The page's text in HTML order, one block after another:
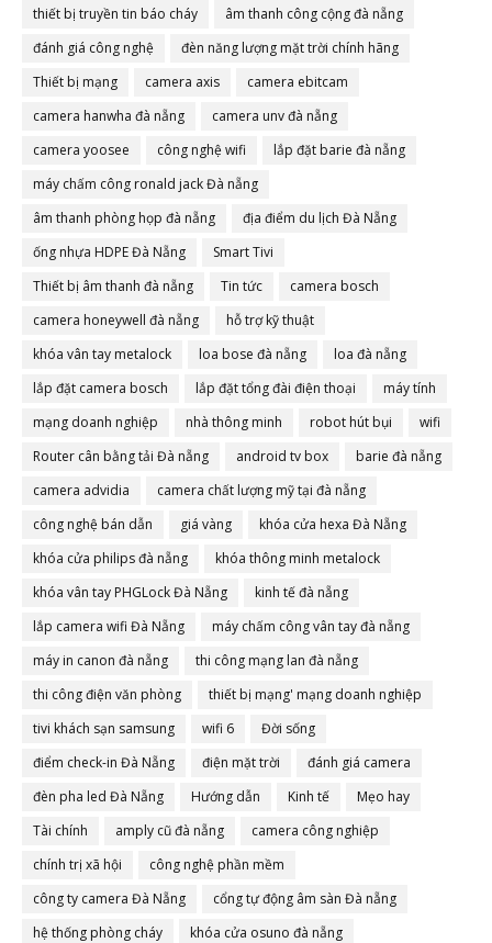
thiết bị truyền tin báo cháy
âm thanh công cộng đà nẵng
đánh giá công nghệ
đèn năng lượng mặt trời chính hãng
Thiết bị mạng
camera axis
camera ebitcam
camera hanwha đà nẵng
camera unv đà nẵng
camera yoosee
công nghệ wifi
lắp đặt barie đà nẵng
máy chấm công ronald jack Đà nẵng
âm thanh phòng họp đà nẵng
địa điểm du lịch Đà Nẵng
ống nhựa HDPE Đà Nẵng
Smart Tivi
Thiết bị âm thanh đà nẵng
Tin tức
camera bosch
camera honeywell đà nẵng
hỗ trợ kỹ thuật
khóa vân tay metalock
loa bose đà nẵng
loa đà nẵng
lắp đặt camera bosch
lắp đặt tổng đài điện thoại
máy tính
mạng doanh nghiệp
nhà thông minh robot hút bụi
wifi
Router cân bằng tải Đà nẵng
android tv box
barie đà nẵng
camera advidia
camera chất lượng mỹ tại đà nẵng
công nghệ bán dẫn
giá vàng
khóa cửa hexa Đà Nẵng
khóa cửa philips đà nẵng
khóa thông minh metalock
khóa vân tay PHGLock Đà Nẵng
kinh tế đà nẵng
lắp camera wifi Đà Nẵng
máy chấm công vân tay đà nẵng
máy in canon đà nẵng
thi công mạng lan đà nẵng
thi công điện văn phòng
thiết bị mạng' mạng doanh nghiệp
tivi khách sạn samsung
wifi 6
Đời sống
điểm check-in Đà Nẵng
điện mặt trời
đánh giá camera
đèn pha led Đà Nẵng
Hướng dẫn Kinh tế
Mẹo hay
Tài chính
amply cũ đà nẵng
camera công nghiệp
chính trị xã hội
công nghệ phần mềm
công ty camera Đà Nẵng
cổng tự động âm sàn Đà nẵng
hệ thống phòng cháy
khóa cửa osuno đà nẵng